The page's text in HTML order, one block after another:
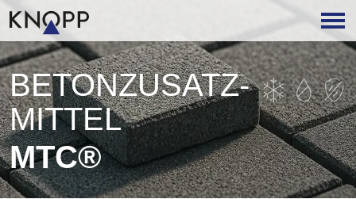
BETON­ZUSATZ­
MITTEL
MTC®